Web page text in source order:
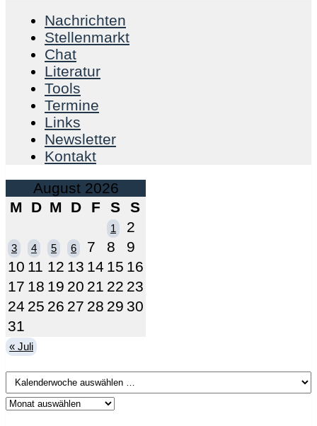
Nachrichten
Stellenmarkt
Chat
Literatur
Tools
Termine
Links
Newsletter
Kontakt
August 2026
M
D M D F S S
1 2
3 4 5 6 7 8
9
10 11 12 13 14 15 16
17 18 19 20 21 22 23
24 25 26 27 28 29 30
31
« Juli